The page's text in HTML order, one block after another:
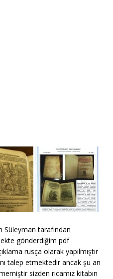
Süleyman tarafından
ekte gönderdiğim pdf
rusça olarak yapılmıştır
talep etmektedir ancak şu an
sizden ricamız kitabın